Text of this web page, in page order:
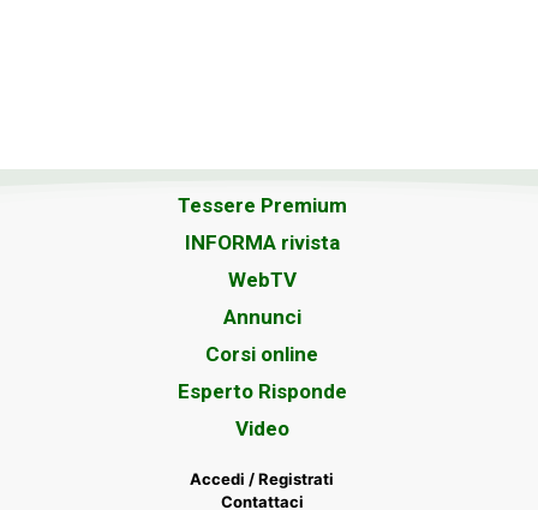
Tessere Premium
INFORMA rivista
WebTV
Annunci
Corsi online
Esperto Risponde
Video
Accedi / Registrati
Contattaci